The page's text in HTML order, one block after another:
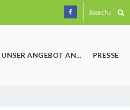
UNSER ANGEBOT AN… PRESSE